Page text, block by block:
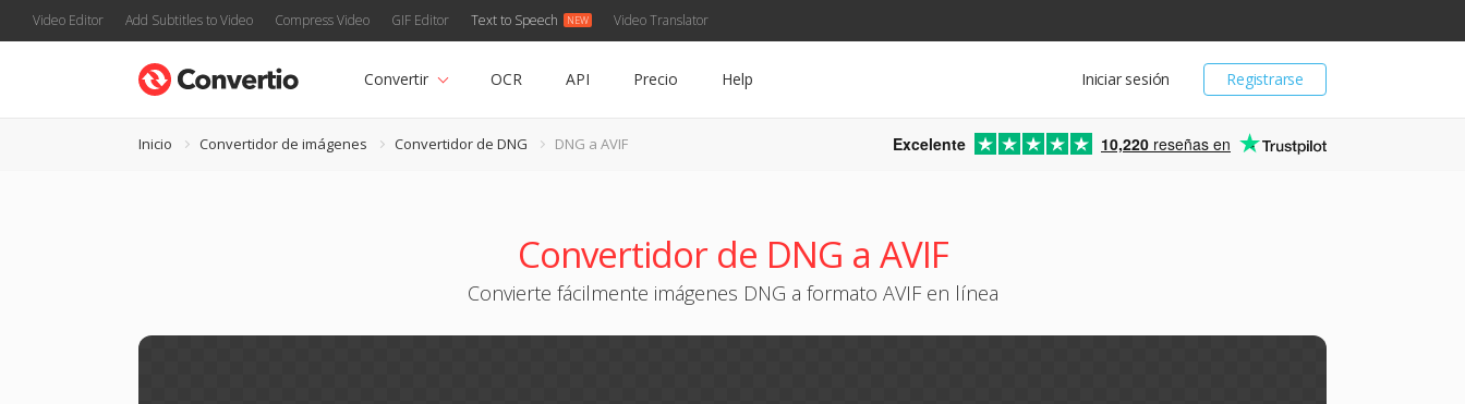
Video Editor Add Subtitles to Video Compress Video GIF Editor Text to Speech Video Translator
Registrarse
Iniciar sesión
Convertir OCR API Precio Help
Inicio Convertidor de imágenes Convertidor de DNG DNG a AVIF Excelente 10,220 reseñas en
Convertidor de DNG a AVIF
Convierte fácilmente imágenes DNG a formato AVIF en línea